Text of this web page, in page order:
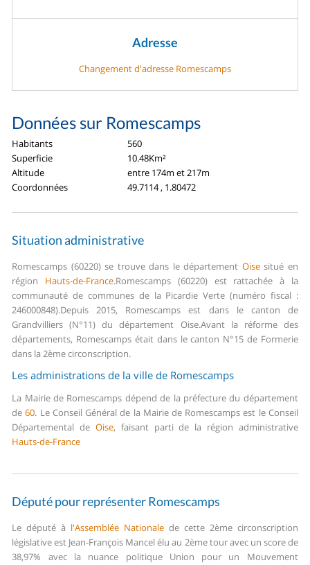
Adresse
Changement d'adresse Romescamps
Données sur Romescamps
Habitants
560
Superficie
10.48Km²
Altitude
entre 174m et 217m
Coordonnées
49.7114 , 1.80472
Situation administrative
Romescamps (60220) se trouve dans le département Oisesitué en
région Hauts-de-France.Romescamps (60220) est rattachée à la
communauté de communes de la Picardie Verte (numéro fiscal :
246000848).Depuis 2015, Romescamps est dans le canton de
Grandvilliers (N°11) du département Oise.Avant la réforme des
départements, Romescamps était dans le canton N°15 de Formerie
dans la 2ème circonscription.
Les administrations de la ville de Romescamps
La Mairie de Romescamps dépend de la préfecture du département
de60. Le Conseil Général de la Mairie de Romescamps est le Conseil
Départemental de Oise, faisant parti de la région administrative
Hauts-de-France
Député pour représenter Romescamps
Le député à l'Assemblée Nationale de cette 2ème circonscription
législative est Jean-François Mancel élu au 2ème tour avec un score de
38,97% avec la nuance politique Union pour un Mouvement